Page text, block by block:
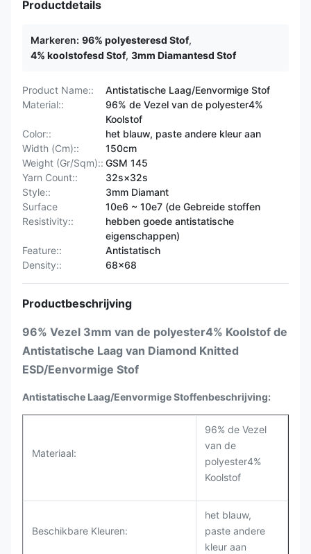
Productdetails
Markeren: 96% polyesteresd Stof,
4% koolstofesd Stof, 3mm Diamantesd Stof
Product Name::
Antistatische Laag/Eenvormige Stof
Material::
96% de Vezel van de polyester4%
Koolstof
Color::
het blauw, paste andere kleur aan
Width (Cm)::
150cm
Weight (Gr/Sqm):: GSM 145
Yarn Count::
32s×32s
Style::
3mm Diamant
Surface
Resistivity::
10e6 ~ 10e7 (de Gebreide stoffen
hebben goede antistatische
eigenschappen)
Feature::
Antistatisch
Density::
68×68
Productbeschrijving
96% Vezel 3mm van de polyester4% Koolstof de
Antistatische Laag van Diamond Knitted
ESD/Eenvormige Stof
Antistatische Laag/Eenvormige Stoffenbeschrijving:
Materiaal:
96% de Vezel
van de
polyester4%
Koolstof
Beschikbare Kleuren:
het blauw,
paste andere
kleur aan